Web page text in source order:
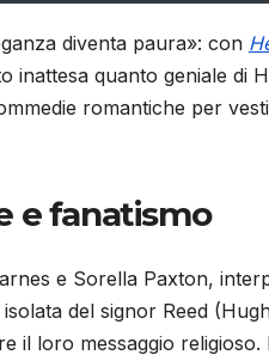
diventa paura»: con
inattesa quanto geniale di
romantiche per
e fanatismo
e Sorella Paxton,
del signor Reed
il loro messaggio